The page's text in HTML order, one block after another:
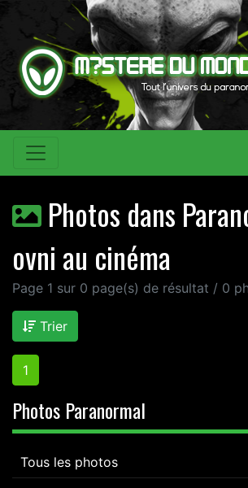
Photos dans
ovni au cinéma
Page 1 sur 0 page(s) de résultat / 0
Trier
1
Photos Paranormal
Tous les photos